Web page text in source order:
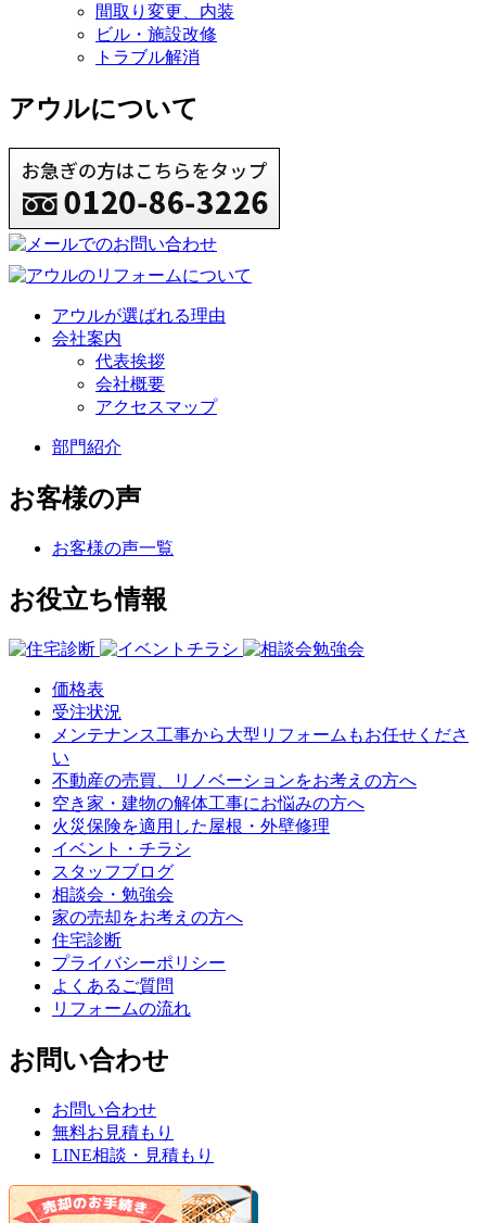
間取り変更、内装
ビル・施設改修
トラブル解消
アウルについて
アウルが選ばれる理由
会社案内
代表挨拶
会社概要
アクセスマップ
部門紹介
お客様の声
お客様の声一覧
お役立ち情報
価格表
受注状況
メンテナンス工事から大型リフォームもお任せくださ
い
不動産の売買、リノベーションをお考えの方へ
空き家・建物の解体工事にお悩みの方へ
火災保険を適用した屋根・外壁修理
イベント・チラシ
スタッフブログ
相談会・勉強会
家の売却をお考えの方へ
住宅診断
プライバシーポリシー
よくあるご質問
リフォームの流れ
お問い合わせ
お問い合わせ
無料お見積もり
LINE相談・見積もり